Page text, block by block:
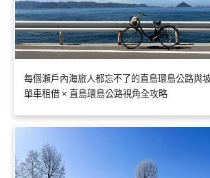
每個瀨戶內海旅人都忘不了的直島環島公路與
單車租借 × 直島環島公路視角全攻略